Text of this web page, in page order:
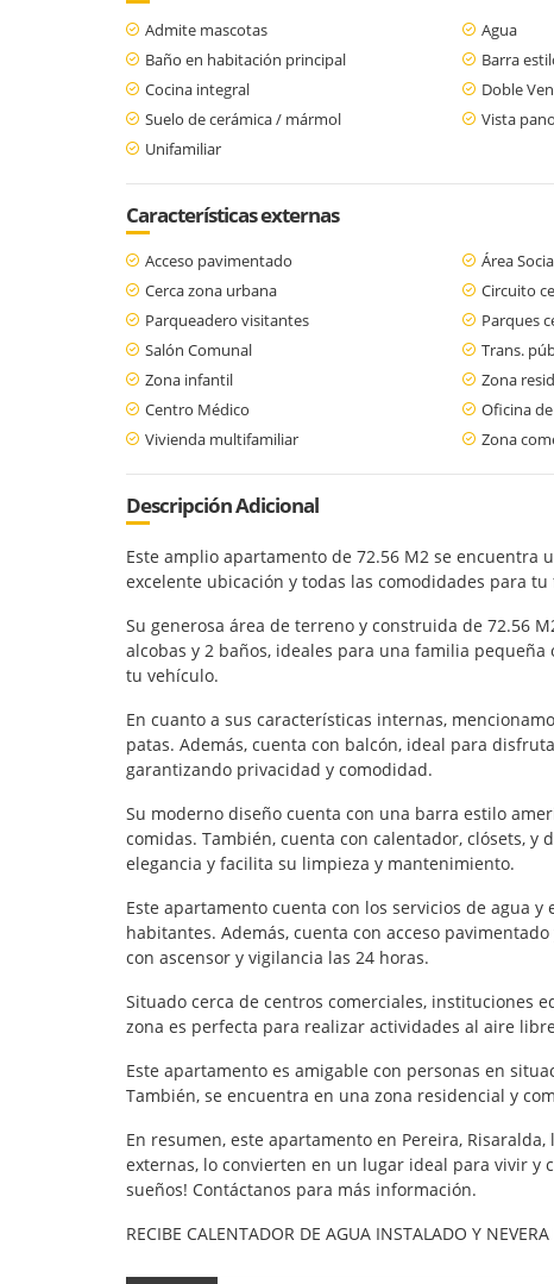
Admite mascotas Agua
Baño en habitación principal
Barra
Cocina integral
Doble
Suelo de cerámica / mármol
Vista
Unifamiliar
Características externas
Acceso pavimentado Área
Cerca zona urbana
Circuito
Parqueadero visitantes
Parques
Salón Comunal
Trans.
Zona infantil
Zona
Centro Médico
Oficina
Vivienda multifamiliar
Zona
Descripción Adicional
Este amplio apartamento de 72.56 M2 se encuentra
excelente ubicación y todas las comodidades para
Su generosa área de terreno y construida de 72.56
alcobas y 2 baños, ideales para una familia
tu vehículo.
En cuanto a sus características internas,
patas. Además, cuenta con balcón, ideal para
garantizando privacidad y comodidad.
Su moderno diseño cuenta con una barra estilo
comidas. También, cuenta con calentador, clósets,
elegancia y facilita su limpieza y mantenimiento.
Este apartamento cuenta con los servicios de agua
habitantes. Además, cuenta con acceso
con ascensor y vigilancia las 24 horas.
Situado cerca de centros comerciales, instituciones
zona es perfecta para realizar actividades al aire
Este apartamento es amigable con personas en
También, se encuentra en una zona residencial y
En resumen, este apartamento en Pereira,
externas, lo convierten en un lugar ideal para vivir
sueños! Contáctanos para más información.
RECIBE CALENTADOR DE AGUA INSTALADO Y